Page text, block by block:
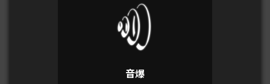
音爆